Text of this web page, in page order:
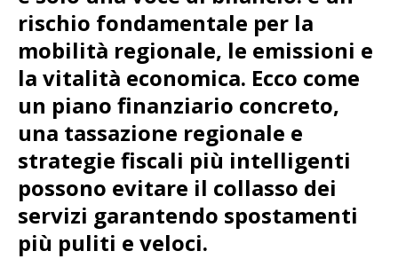
rischio fondamentale per la
mobilità regionale, le emissioni e
la vitalità economica. Ecco come
un piano finanziario concreto,
una tassazione regionale e
strategie fiscali più intelligenti
possono evitare il collasso dei
servizi garantendo spostamenti
più puliti e veloci.